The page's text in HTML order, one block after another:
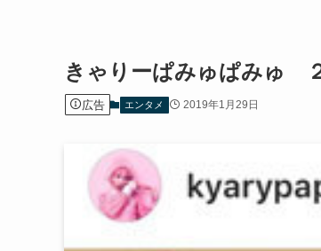
きゃりーぱみゅぱみゅ
広告 エンタメ 2019年1月29日